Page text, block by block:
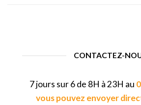
CONTACTEZ-
7 jours sur 6 de 8H à 23H au
vous pouvez envoyer